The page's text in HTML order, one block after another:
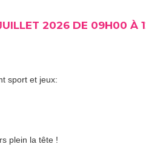
2026 DE 09H00 À
sport et jeux:
plein la tête !